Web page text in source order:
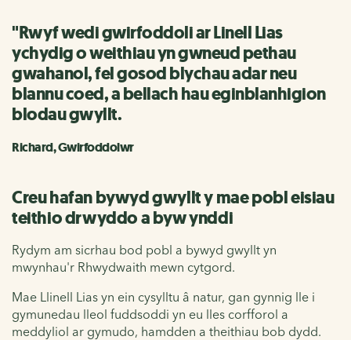
"Rwyf wedi gwirfoddoli ar Linell Lias
ychydig o weithiau yn gwneud pethau
gwahanol, fel gosod blychau adar neu
blannu coed, a bellach hau eginblanhigion
blodau gwyllt.
Richard, Gwirfoddolwr
Creu hafan bywyd gwyllt y mae pobl eisiau
teithio drwyddo a byw ynddi
Rydym am sicrhau bod pobl a bywyd gwyllt yn
mwynhau'r Rhwydwaith mewn cytgord.
Mae Llinell Lias yn ein cysylltu â natur, gan gynnig lle i
gymunedau lleol fuddsoddi yn eu lles corfforol a
meddyliol ar gymudo, hamdden a theithiau bob dydd.